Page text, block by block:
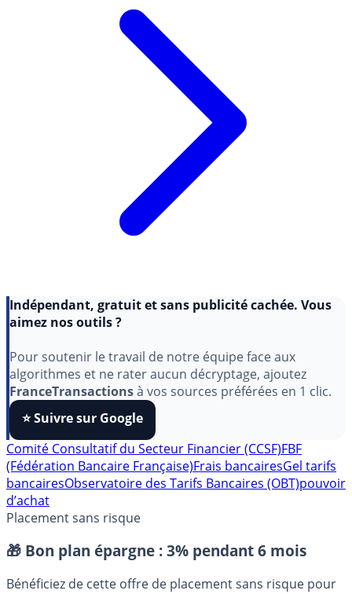
aimez nos outils ?
Pour soutenir le travail de notre équipe face aux
algorithmes et ne rater aucun décryptage, ajoutez
FranceTransactionsà vos sources préférées en 1 clic.
⭐️ Suivre sur Google
Comité Consultatif du Secteur Financier (CCSF)FBF
(Fédération Bancaire Française)
Gel tarifs
bancairesObservatoire des Tarifs Bancaires (OBT)
Placement sans risque
🎁 Bon plan épargne : 3% pendant 6 mois